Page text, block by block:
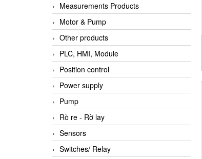
Measurements Products
Motor & Pump
Other products
PLC, HMI, Module
Position control
Power supply
Pump
Rò re - Rờ lay
Sensors
Switches/ Relay